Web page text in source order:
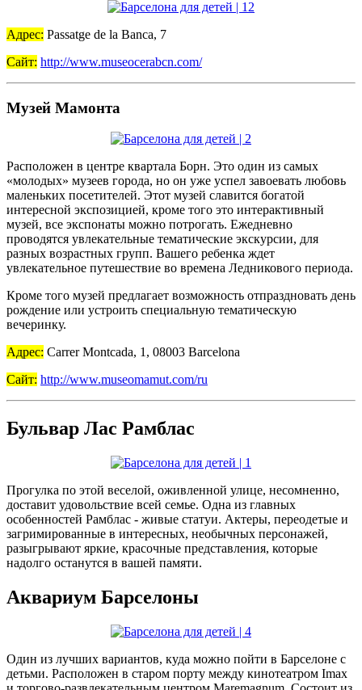
Адрес: Passatge de la Banca, 7
Сайт: http://www.museocerabcn.com/
Музей Мамонта
Расположен в центре квартала Борн. Это один из самых
«молодых» музеев города, но он уже успел завоевать любовь
маленьких посетителей. Этот музей славится богатой
интересной экспозицией, кроме того это интерактивный
музей, все экспонаты можно потрогать. Ежедневно
проводятся увлекательные тематические экскурсии, для
разных возрастных групп. Вашего ребенка ждет
увлекательное путешествие во времена Ледникового периода.
Кроме того музей предлагает возможность отпраздновать день
рождение или устроить специальную тематическую
вечеринку.
Адрес: Carrer Montcada, 1, 08003 Barcelona
Сайт: http://www.museomamut.com/ru
Бульвар Лас Рамблас
Прогулка по этой веселой, оживленной улице, несомненно,
доставит удовольствие всей семье. Одна из главных
особенностей Рамблас - живые статуи. Актеры, переодетые и
загримированные в интересных, необычных персонажей,
разыгрывают яркие, красочные представления, которые
надолго останутся в вашей памяти.
Аквариум Барселоны
Один из лучших вариантов, куда можно пойти в Барселоне с
детьми. Расположен в старом порту между кинотеатром Imax